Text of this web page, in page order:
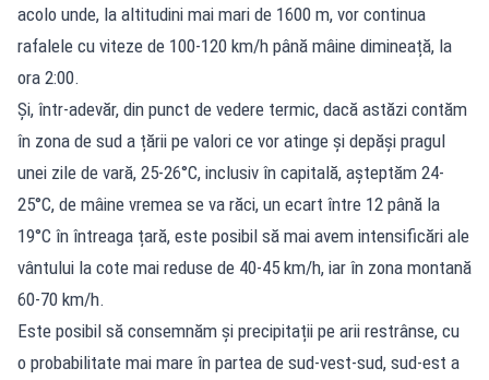
acolo unde, la altitudini mai mari de 1600 m, vor continua
rafalele cu viteze de 100-120 km/h până mâine dimineață, la
ora 2:00.
Și, într-adevăr, din punct de vedere termic, dacă astăzi contăm
în zona de sud a țării pe valori ce vor atinge și depăși pragul
unei zile de vară, 25-26°C, inclusiv în capitală, așteptăm 24-
25°C, de mâine vremea se va răci, un ecart între 12 până la
19°C în întreaga țară, este posibil să mai avem intensificări ale
vântului la cote mai reduse de 40-45 km/h, iar în zona montană
60-70 km/h.
Este posibil să consemnăm și precipitații pe arii restrânse, cu
o probabilitate mai mare în partea de sud-vest-sud, sud-est a